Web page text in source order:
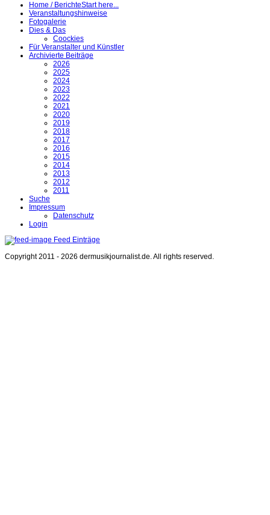
Home / BerichteStart here...
Veranstaltungshinweise
Fotogalerie
Dies & Das
Coockies
Für Veranstalter und Künstler
Archivierte Beiträge
2026
2025
2024
2023
2022
2021
2020
2019
2018
2017
2016
2015
2014
2013
2012
2011
Suche
Impressum
Datenschutz
Login
Feed Einträge
Copyright 2011 - 2026 dermusikjournalist.de. All rights reserved.